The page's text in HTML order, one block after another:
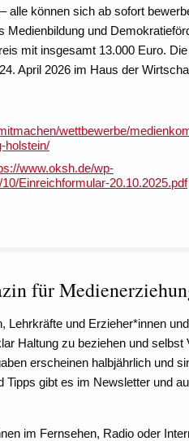
alle können sich ab sofort
Medienbildung und
mit insgesamt 13.000 Euro.
April 2026 im Haus der
wettbewerbe/
holstein/
www.oksh.de/wp-
Einreichformular-20.10.2025.pdf
für
Lehrkräfte und Erzieher*innen
Haltung zu beziehen und selbst
erscheinen halbjährlich und
Tipps gibt es im Newsletter und
im Fernsehen, Radio oder